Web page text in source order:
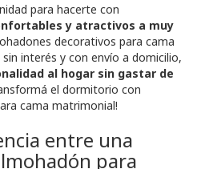
para hacerte con
y atractivos a muy
decorativos para cama
interés y con envío a domicilio,
al hogar sin gastar de
el dormitorio con
cama matrimonial!
entre una
para